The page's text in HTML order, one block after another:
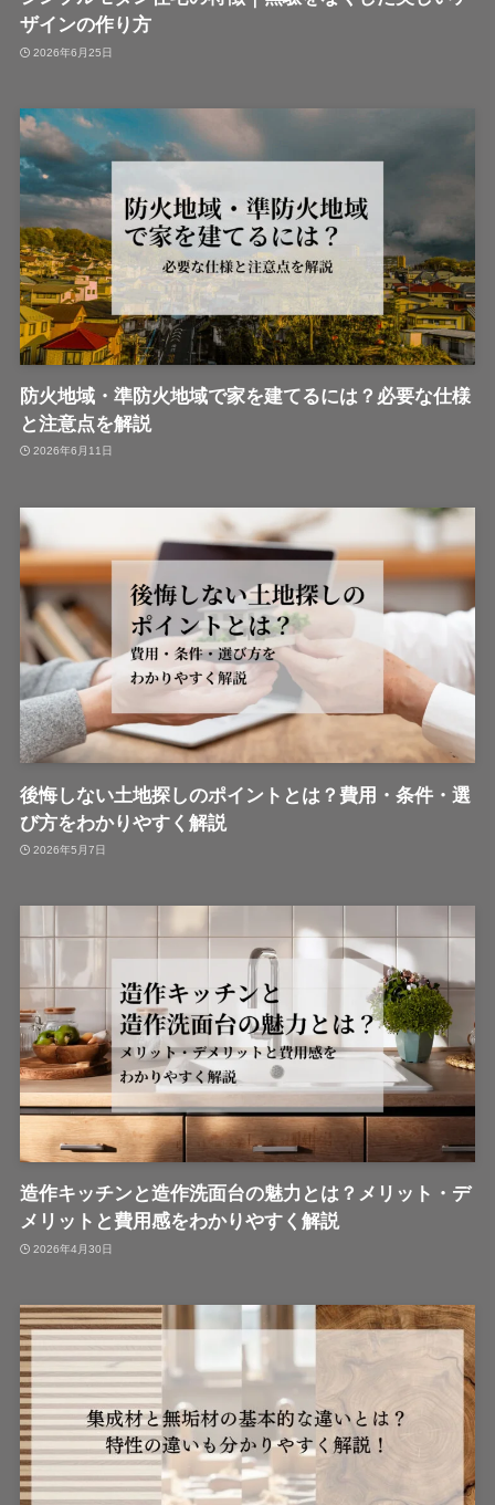
ザインの作り方
2026年6月25日
防火地域・準防火地域で家を建てるには？必要な仕様
と注意点を解説
2026年6月11日
後悔しない土地探しのポイントとは？費用・条件・選
び方をわかりやすく解説
2026年5月7日
造作キッチンと造作洗面台の魅力とは？メリット・デ
メリットと費用感をわかりやすく解説
2026年4月30日